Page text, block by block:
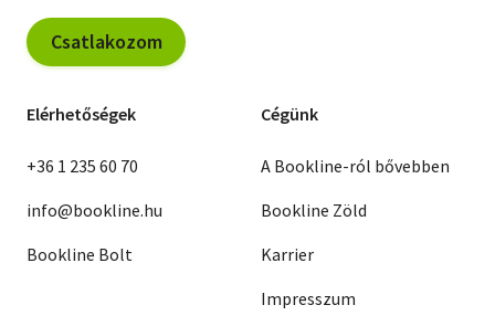
Csatlakozom
Elérhetőségek
+36 1 235 60 70
info@bookline.hu
Bookline Bolt
Cégünk
A Bookline-ról bővebben
Bookline Zöld
Karrier
Impresszum